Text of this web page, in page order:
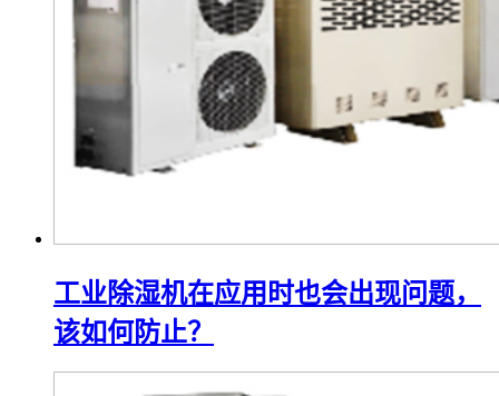
工业除湿机在应用时也会出现问题，
该如何防止？